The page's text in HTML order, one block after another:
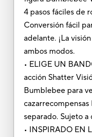
4 pasos fáciles de
Conversión fácil
adelante. ¡La
ambos modos.
• ELIGE UN
acción Shatter
Bumblebee para
separado. Sujeto
• INSPIRADO EN